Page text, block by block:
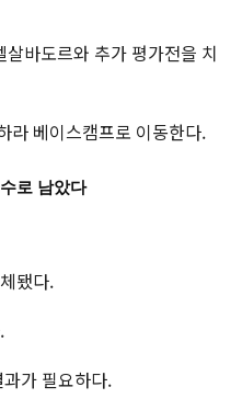
바도르와 추가 평가전을 치
라 베이스캠프로 이동한다.
로 남았다
됐다.
가 필요하다.